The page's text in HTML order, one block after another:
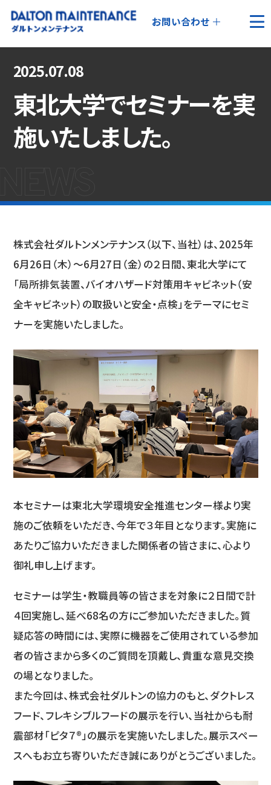
お問い合わせ
2025.07.08
東北大学でセミナーを実
施いたしました。
株式会社ダルトンメンテナンス（以下、当社）は、2025年
6月26日（木）～6月27日（金）の２日間、東北大学にて
「局所排気装置、バイオハザード対策用キャビネット（安
全キャビネット）の取扱いと安全・点検」をテーマにセミ
ナーを実施いたしました。
本セミナーは東北大学環境安全推進センター様より実
施のご依頼をいただき、今年で３年目となります。実施に
あたりご協力いただきました関係者の皆さまに、心より
御礼申し上げます。
セミナーは学生・教職員等の皆さまを対象に２日間で計
４回実施し、延べ68名の方にご参加いただきました。質
疑応答の時間には、実際に機器をご使用されている参加
者の皆さまから多くのご質問を頂戴し、貴重な意見交換
の場となりました。
また今回は、株式会社ダルトンの協力のもと、ダクトレス
フード、フレキシブルフードの展示を行い、当社からも耐
震部材「ピタ７®」の展示を実施いたしました。展示スペー
スへもお立ち寄りいただき誠にありがとうございました。